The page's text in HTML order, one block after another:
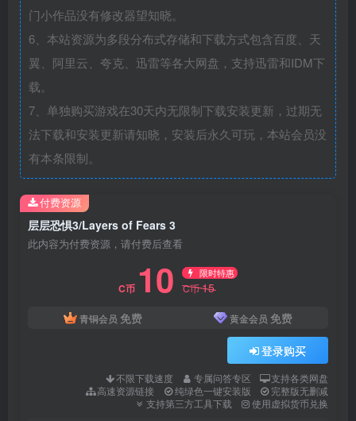
门小作品没有修改器望知晓。
6、本站资源为多段分布式存储和下载方式包含百度、天
翼、阿里云、夸克、迅雷等各大网盘，支持迅雷和IDM下
载。
7、单独购买游戏在30天内无限制下载安装更新，过期无
法下载和安装更新请知晓，安装后永久可玩，本站会员没
有本条限制。
层层恐惧3/Layers of Fears 3
此内容为付费资源，请付费后查看
C币 10 限时特惠
C币15
青铜会员 免费 黄金会员 免费
登录购买
不限下载速度 专属问答专区
支持各类网盘
高速资源链接
纯绿色一键安装版
完整版无删减
支持第三方工具下载
使用虚拟货币兑换
付费资源